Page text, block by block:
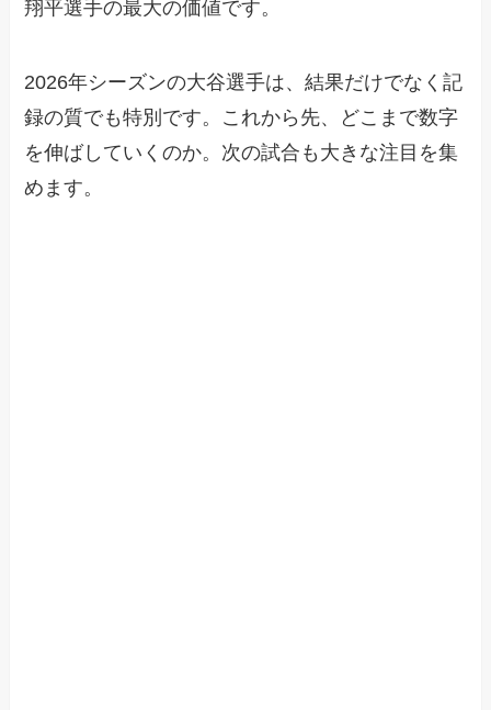
翔平選手の最大の価値です。
2026年シーズンの大谷選手は、結果だけでなく記
録の質でも特別です。これから先、どこまで数字
を伸ばしていくのか。次の試合も大きな注目を集
めます。